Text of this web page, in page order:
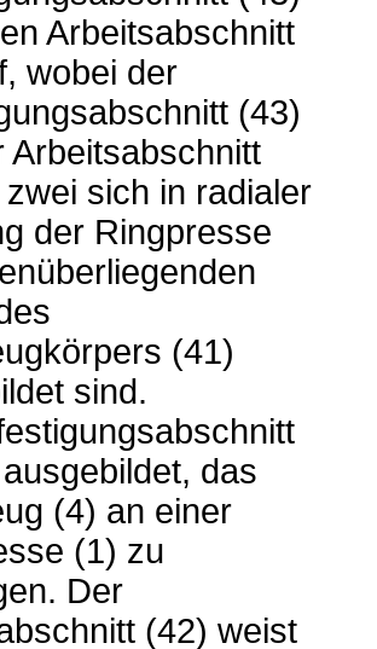
Arbeitsabschnitt
wobei der
(43)
Arbeitsabschnitt
sich in radialer
der Ringpresse
(41)
sind.
das
(4) an einer
(1) zu
Der
(42) weist